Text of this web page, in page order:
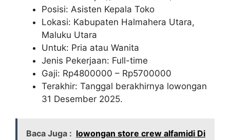
Posisi: Asisten Kepala Toko
Lokasi: Kabupaten Halmahera Utara,
Maluku Utara
Untuk: Pria atau Wanita
Jenis Pekerjaan: Full-time
Gaji: Rp4800000 – Rp5700000
Terakhir: Tanggal berakhirnya lowongan
31 Desember 2025.
Baca Juga : lowongan store crew alfamidi Di